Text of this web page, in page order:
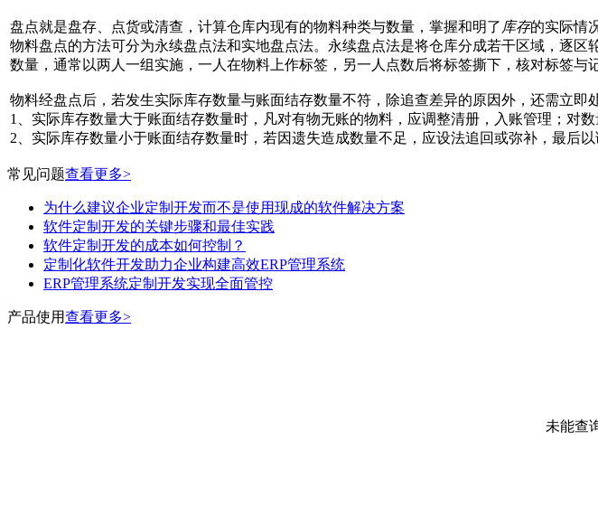
盘点就是盘存、点货或清查，计算仓库内现有的物料种类与数量，掌握和明了 库存的实际情
物料盘点的方法可分为永续盘点法和实地盘点法。永续盘点法是将仓库分成若干区域，逐
数量，通常以两人一组实施，一人在物料上作标签，另一人点数后将标签撕下，核对标签与
物料经盘点后，若发生实际库存数量与账面结存数量不符，除追查差异的原因外，还需立即
1、实际库存数量大于账面结存数量时，凡对有物无账的物料，应调整清册，入账管理；对
2、实际库存数量小于账面结存数量时，若因遗失造成数量不足，应设法追回或弥补，最后以
常见问题查看更多>
为什么建议企业定制开发而不是使用现成的软件解决方案
软件定制开发的关键步骤和最佳实践
软件定制开发的成本如何控制？
定制化软件开发助力企业构建高效ERP管理系统
ERP管理系统定制开发实现全面管控
产品使用查看更多>
未能查